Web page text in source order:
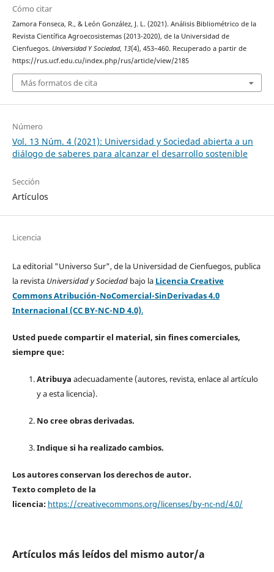
Cómo citar
Zamora Fonseca, R., & León González, J. L. (2021). Análisis Bibliométrico de la
Revista Científica Agroecosistemas (2013-2020), de la Universidad de
Cienfuegos. Universidad Y Sociedad, 13(4), 453–460. Recuperado a partir de
https://rus.ucf.edu.cu/index.php/rus/article/view/2185
Más formatos de cita
Número
Vol. 13 Núm. 4 (2021): Universidad y Sociedad abierta a un
diálogo de saberes para alcanzar el desarrollo sostenible
Sección
Artículos
Licencia
La editorial "Universo Sur", de la Universidad de Cienfuegos, publica
la revista Universidad y Sociedad bajo la Licencia Creative
Commons Atribución-NoComercial-SinDerivadas 4.0
Internacional (CC BY-NC-ND 4.0).
Usted puede compartir el material, sin fines comerciales,
siempre que:
Atribuya adecuadamente (autores, revista, enlace al artículo
y a esta licencia).
No cree obras derivadas.
Indique si ha realizado cambios.
Los autores conservan los derechos de autor.
Texto completo de la
licencia: https://creativecommons.org/licenses/by-nc-nd/4.0/
Artículos más leídos del mismo autor/a